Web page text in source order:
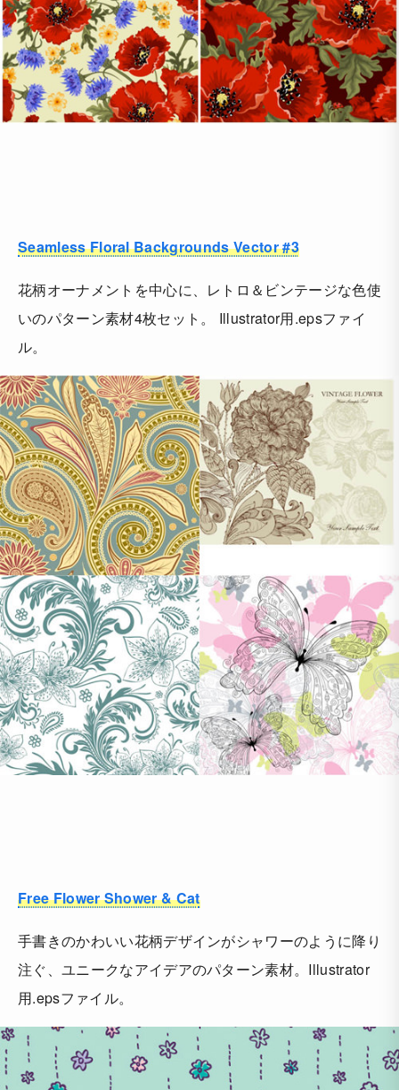
Seamless Floral Backgrounds Vector #3
花柄オーナメントを中心に、レトロ＆ビンテージな色使
いのパターン素材4枚セット。 Illustrator用.epsファイ
ル。
Free Flower Shower & Cat
手書きのかわいい花柄デザインがシャワーのように降り
注ぐ、ユニークなアイデアのパターン素材。Illustrator
用.epsファイル。